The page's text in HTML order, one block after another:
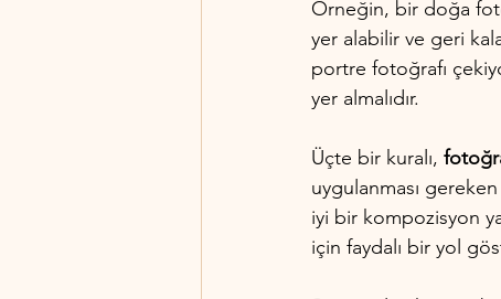
Örneğin, bir doğa
yer alabilir ve geri
portre fotoğrafı
yer almalıdır.
Üçte bir kuralı,
uygulanması
iyi bir kompozisyon
için faydalı bir yol